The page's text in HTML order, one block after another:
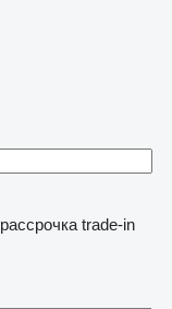
рассрочка trade-in